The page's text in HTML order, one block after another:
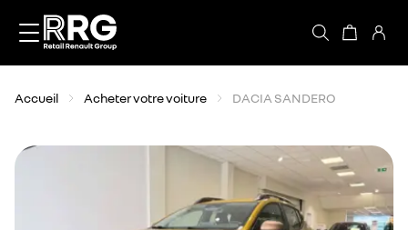
Accueil Acheter votre voiture DACIA SANDERO